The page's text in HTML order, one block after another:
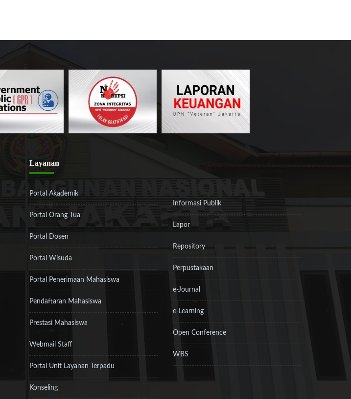
Layanan
Portal Akademik
Portal Orang Tua
Portal Dosen
Portal Wisuda
Portal Penerimaan Mahasiswa
Pendaftaran Mahasiswa
Prestasi Mahasiswa
Webmail Staff
Portal Unit Layanan Terpadu
Konseling
Informasi Publik
Lapor
Repository
Perpustakaan
e-Journal
e-Learning
Open Conference
WBS